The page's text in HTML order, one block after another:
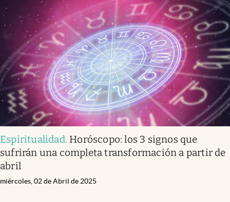
Espiritualidad. Horóscopo: los 3 signos que
sufrirán una completa transformación a partir de
abril
miércoles, 02 de Abril de 2025